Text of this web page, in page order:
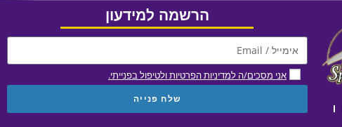
הרשמה למידעון
אני מסכים/ה למדיניות הפרטיות ולטיפול בפנייתי.
שלח פנייה